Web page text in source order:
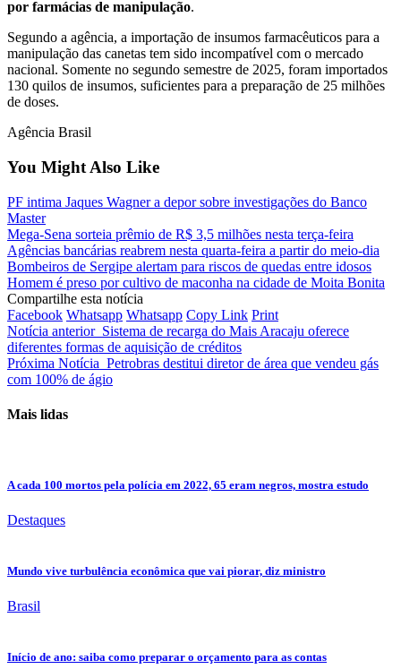
por farmácias de manipulação.
Segundo a agência, a importação de insumos farmacêuticos para a
manipulação das canetas tem sido incompatível com o mercado
nacional. Somente no segundo semestre de 2025, foram importados
130 quilos de insumos, suficientes para a preparação de 25 milhões
de doses.
Agência Brasil
You Might Also Like
PF intima Jaques Wagner a depor sobre investigações do Banco
Master
Mega-Sena sorteia prêmio de R$ 3,5 milhões nesta terça-feira
Agências bancárias reabrem nesta quarta-feira a partir do meio-dia
Bombeiros de Sergipe alertam para riscos de quedas entre idosos
Homem é preso por cultivo de maconha na cidade de Moita Bonita
Compartilhe esta notícia
Facebook Whatsapp Whatsapp Copy Link Print
Notícia anterior Sistema de recarga do Mais Aracaju oferece
diferentes formas de aquisição de créditos
Próxima Notícia Petrobras destitui diretor de área que vendeu gás
com 100% de ágio
Mais lidas
A cada 100 mortos pela polícia em 2022, 65 eram negros, mostra estudo
Destaques
Mundo vive turbulência econômica que vai piorar, diz ministro
Brasil
Início de ano: saiba como preparar o orçamento para as contas